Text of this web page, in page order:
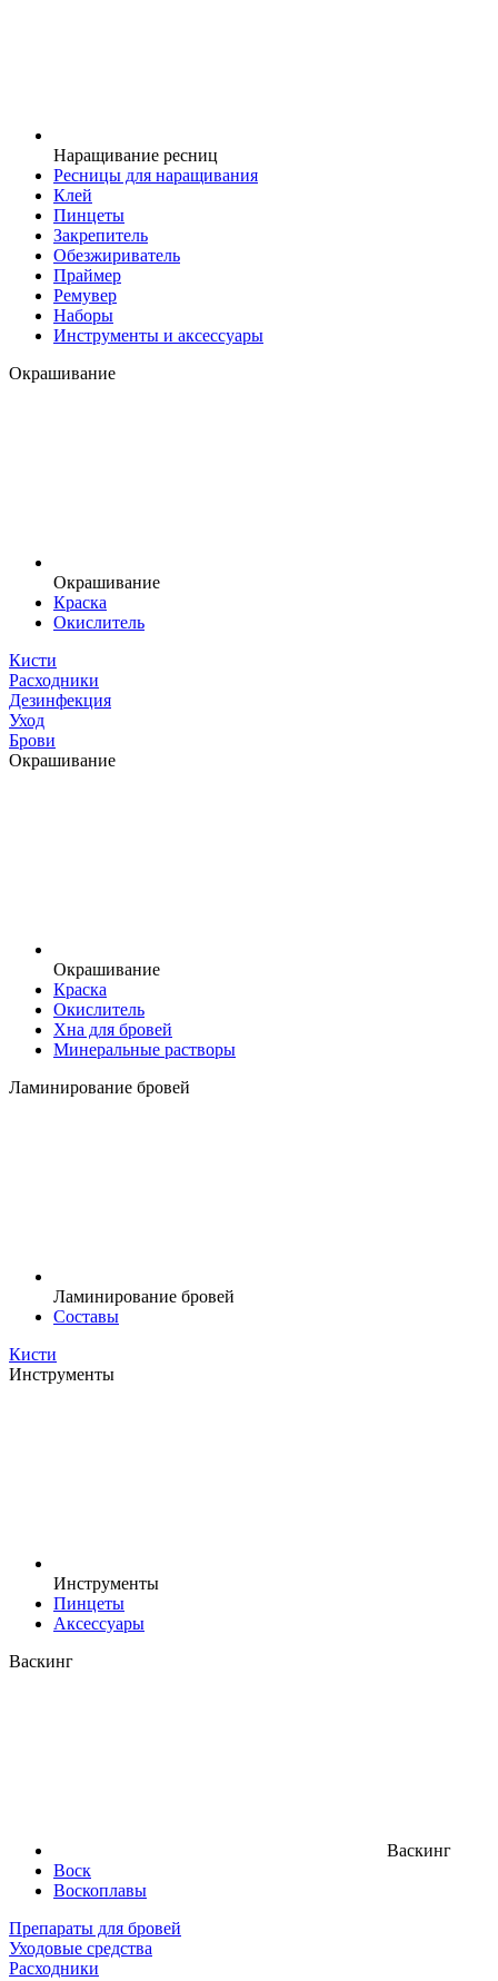
Наращивание ресниц
Ресницы для наращивания
Клей
Пинцеты
Закрепитель
Обезжириватель
Праймер
Ремувер
Наборы
Инструменты и аксессуары
Окрашивание
Окрашивание
Краска
Окислитель
Кисти
Расходники
Дезинфекция
Уход
Брови
Окрашивание
Окрашивание
Краска
Окислитель
Хна для бровей
Минеральные растворы
Ламинирование бровей
Ламинирование бровей
Составы
Кисти
Инструменты
Инструменты
Пинцеты
Аксессуары
Васкинг
Васкинг
Воск
Воскоплавы
Препараты для бровей
Уходовые средства
Расходники